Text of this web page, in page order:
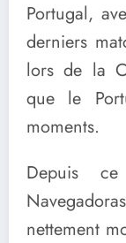
Portugal,
derniers
lors de la
que le
moments.
Depuis
nettement